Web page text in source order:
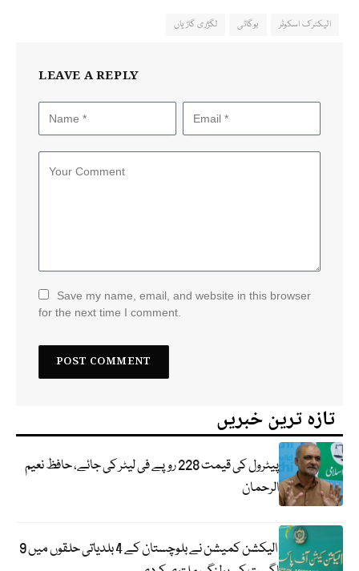
الیکٹرک اسکوٹر بوگاٹی لگژری گاڑیاں
LEAVE A REPLY
Save my name, email, and website in this browser
for the next time I comment.
تازہ ترین خبریں
پیٹرول کی قیمت 228 روپے فی لیٹر کی جائے، حافظ نعیم
الرحمان
الیکشن کمیشن نے بلوچستان کے 4 بلدیاتی حلقوں میں 9